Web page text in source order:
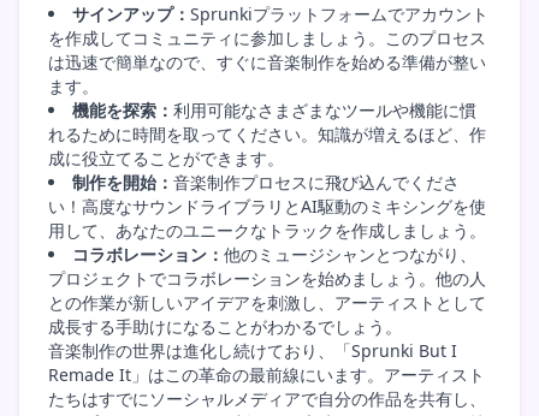
サインアップ： Sprunkiプラットフォームでアカウント
を作成してコミュニティに参加しましょう。このプロセス
は迅速で簡単なので、すぐに音楽制作を始める準備が整い
ます。
機能を探索： 利用可能なさまざまなツールや機能に慣
れるために時間を取ってください。知識が増えるほど、作
成に役立てることができます。
制作を開始： 音楽制作プロセスに飛び込んでくださ
い！高度なサウンドライブラリとAI駆動のミキシングを使
用して、あなたのユニークなトラックを作成しましょう。
コラボレーション： 他のミュージシャンとつながり、
プロジェクトでコラボレーションを始めましょう。他の人
との作業が新しいアイデアを刺激し、アーティストとして
成長する手助けになることがわかるでしょう。
音楽制作の世界は進化し続けており、「Sprunki But I
Remade It」はこの革命の最前線にいます。アーティスト
たちはすでにソーシャルメディアで自分の作品を共有し、